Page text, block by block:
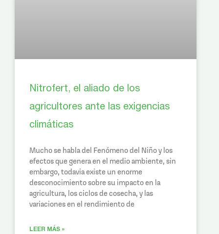
Nitrofert, el aliado de los
agricultores ante las exigencias
climáticas
Mucho se habla del Fenómeno del Niño y los
efectos que genera en el medio ambiente, sin
embargo, todavia existe un enorme
desconocimiento sobre su impacto en la
agricultura, los ciclos de cosecha, y las
variaciones en el rendimiento de
LEER MÁS »